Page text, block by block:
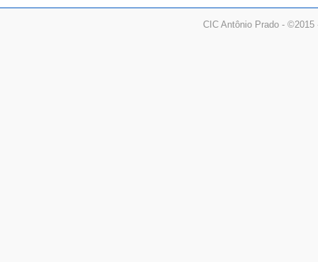
CIC Antônio Prado -